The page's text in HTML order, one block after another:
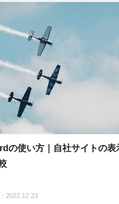
の使い方｜自社サイトの表
2022.12.23